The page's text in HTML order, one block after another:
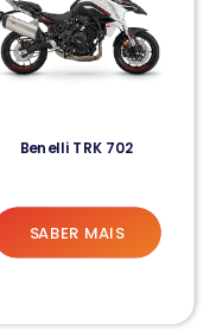
Benelli TRK 702
SABER MAIS